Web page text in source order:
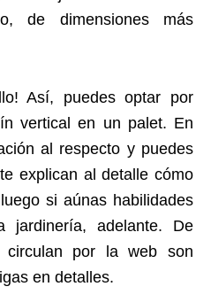
de dimensiones más
Así, puedes optar por
vertical en un palet. En
al respecto y puedes
explican al detalle cómo
si aúnas habilidades
adelante. De
por la web son
en detalles.